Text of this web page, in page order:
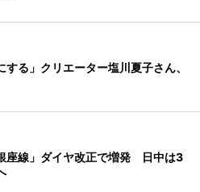
する」クリエーター塩川夏子さん、
座線」ダイヤ改正で増発 日中は3